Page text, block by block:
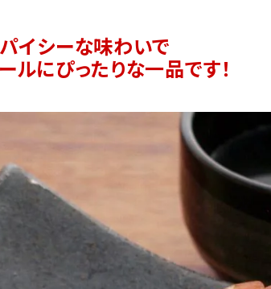
イシーな味わいで
ルにぴったりな一品です！